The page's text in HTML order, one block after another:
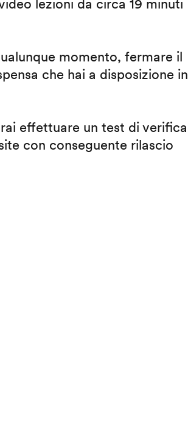
lezioni da circa 19 minuti
momento, fermare il
che hai a disposizione in
effettuare un test di verifica
con conseguente rilascio